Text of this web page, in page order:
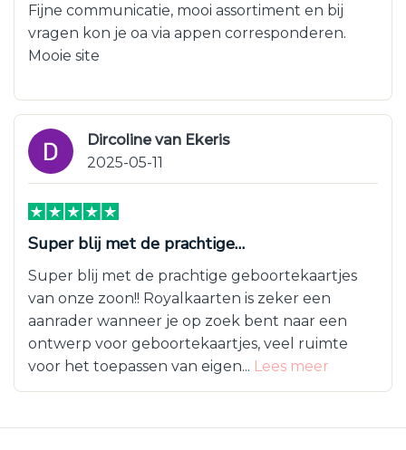
Fijne communicatie, mooi assortiment en bij
vragen kon je oa via appen corresponderen.
Mooie site
Dircoline van Ekeris
2025-05-11
Super blij met de prachtige…
Super blij met de prachtige geboortekaartjes
van onze zoon!! Royalkaarten is zeker een
aanrader wanneer je op zoek bent naar een
ontwerp voor geboortekaartjes, veel ruimte
voor het toepassen van eigen... Lees meer